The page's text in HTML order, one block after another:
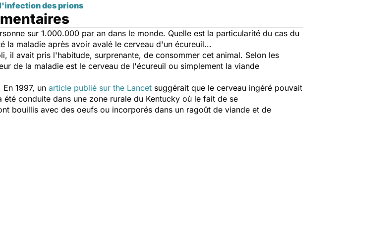
des prions
sur 1.000.000 par an dans le monde. Quelle est la particularité du cas du
la maladie après avoir avalé le cerveau d'un écureuil...
il avait pris l'habitude, surprenante, de consommer cet animal. Selon les
de la maladie est le cerveau de l'écureuil ou simplement la viande
1997, un article publié sur the Lancet suggérait que le cerveau ingéré pouvait
conduite dans une zone rurale du Kentucky où le fait de se
bouillis avec des oeufs ou incorporés dans un ragoût de viande et de